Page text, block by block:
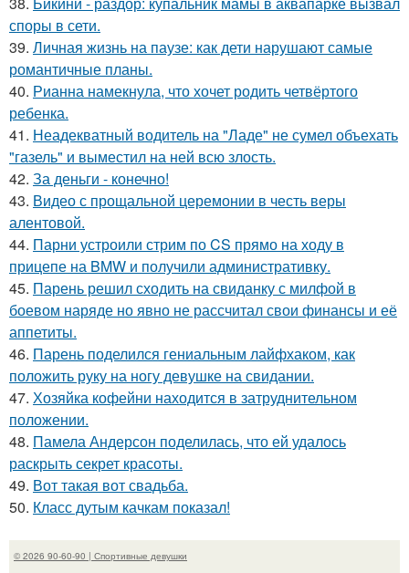
споры в сети.
39. Личная жизнь на паузе: как дети нарушают самые
романтичные планы.
40. Рианна намекнула, что хочет родить четвёртого
ребенка.
41. Неадекватный водитель на "Ладе" не сумел объехать
"газель" и выместил на ней всю злость.
42. За деньги - конечно!
43. Видео с прощальной церемонии в честь веры
алентовой.
44. Парни устроили стрим по CS прямо на ходу в
прицепе на BMW и получили административку.
45. Парень решил сходить на свиданку с милфой в
боевом наряде но явно не рассчитал свои финансы и её
аппетиты.
46. Парень поделился гениальным лайфхаком, как
положить руку на ногу девушке на свидании.
47. Хозяйка кофейни находится в затруднительном
положении.
48. Памела Андерсон поделилась, что ей удалось
раскрыть секрет красоты.
49. Вот такая вот свадьба.
50. Класс дутым качкам показал!
© 2026 90-60-90 | Спортивные девушки